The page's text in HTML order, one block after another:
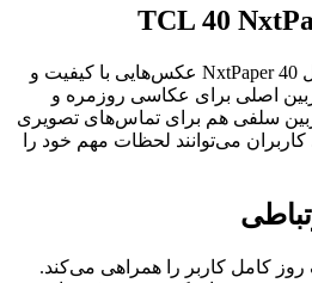
دوربین‌های گوشی تی سی ا‌ل 40 NxtPaper عکس‌هایی با کیفیت و
اصلی برای عکاسی روزمره و
سلفی هم برای تماس‌های تصویری
می‌توانند لحظات مهم خود را
کامل کاربر را همراهی می‌کند.